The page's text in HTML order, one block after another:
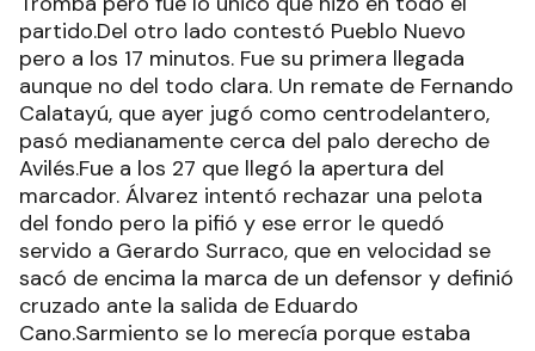
partido.Del otro lado contestó Pueblo Nuevo
pero a los 17 minutos. Fue su primera llegada
aunque no del todo clara. Un remate de Fernando
Calatayú, que ayer jugó como centrodelantero,
pasó medianamente cerca del palo derecho de
Avilés.Fue a los 27 que llegó la apertura del
marcador. Álvarez intentó rechazar una pelota
del fondo pero la pifió y ese error le quedó
servido a Gerardo Surraco, que en velocidad se
sacó de encima la marca de un defensor y definió
cruzado ante la salida de Eduardo
Cano.Sarmiento se lo merecía porque estaba